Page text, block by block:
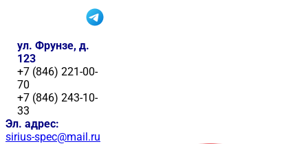
ул. Фрунзе, д.
123
+7 (846) 221-00-
70
+7 (846) 243-10-
33
Эл. адрес:
sirius-spec@mail.ru